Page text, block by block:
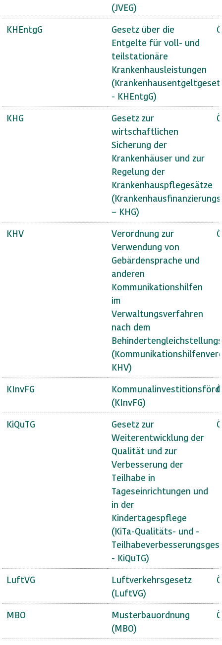
(JVEG)
KHEntgG
Gesetz über die
Entgelte für voll- und
teilstationäre
Krankenhausleistungen
- KHEntgG)
KHG
Gesetz zur
wirtschaftlichen
Sicherung der
Krankenhäuser und zur
Regelung der
Krankenhauspflegesätze
– KHG)
KHV
Verordnung zur
Verwendung von
Gebärdensprache und
anderen
Kommunikationshilfen
im
Verwaltungsverfahren
nach dem
KHV)
KInvFG
(KInvFG)
KiQuTG
Gesetz zur
Weiterentwicklung der
Qualität und zur
Verbesserung der
Teilhabe in
Tageseinrichtungen und
in der
Kindertagespflege
(KiTa-Qualitäts- und -
- KiQuTG)
LuftVG
Luftverkehrsgesetz
(LuftVG)
MBO
Musterbauordnung
(MBO)